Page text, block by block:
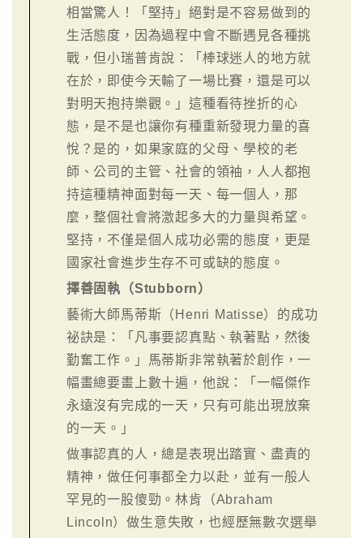
相當驚人！「堅持」絕對是不容易做到的
生活態度，因為過程中會不斷遇見各種挑
戰，但小瑞普肯說：「棒球迷人的地方就
在於，即使今天輸了一場比賽，還是可以
對明天抱持樂觀。」這種看待挫折的心
態，是不是也讓你有種重新發現力量的喜
悅？是的，如果家庭的父母、學校的老
師、公司的主管、社會的領袖，人人都抱
持這種精神面對每一天、每一個人，那
麼，整個社會將激起多大的力量與希望。
堅持，不僅是個人成功必需的態度，更是
國家社會進步生存不可或缺的態度。
擇善固執（Stubborn）
藝術大師馬蒂斯（Henri Matisse）的成功
祕訣是：「凡事要認真點、執著點，然後
勤奮工作。」馬蒂斯非常執著於創作，一
幅畫總要畫上數十遍，他說：「一幅傑作
永遠沒有完成的一天，只有可能出現放棄
的一天。」
做事認真的人，總是表現出踏實、盡責的
精神，做任何事都全力以赴，並有一般人
罕見的一股傻勁。林肯（Abraham
Lincoln）做生意失敗，也經歷無數次選舉